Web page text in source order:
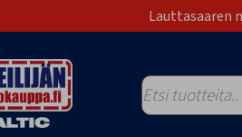
Lauttasaaren